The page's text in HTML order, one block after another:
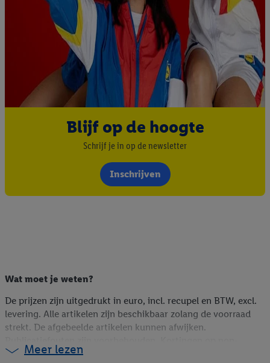
Blijf op de hoogte
Schrijf je in op de newsletter
Inschrijven
Wat moet je weten?
De prijzen zijn uitgedrukt in euro, incl. recupel en BTW, excl.
levering. Alle artikelen zijn beschikbaar zolang de voorraad
strekt. De afgebeelde artikelen kunnen afwijken.
foodartikelen zijn berekend op de webshopprijs (indien online
Meer lezen